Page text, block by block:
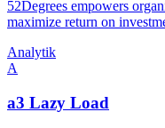
52Degrees empowers
maximize return on
Analytik
A
a3 Lazy Load